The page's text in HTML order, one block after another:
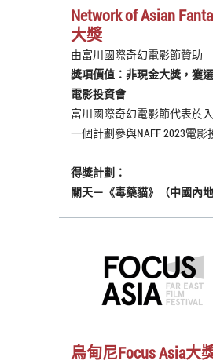
Network of Asian
大獎
由富川國際奇幻電影節贊助
獎項價值：非現金大獎，獲
電影投資會
富川國際奇幻電影節代表於
一個計劃參與NAFF 2023電影
得獎計劃：
關天－《毒藥貓》（中國內地
烏甸尼Focus Asia大